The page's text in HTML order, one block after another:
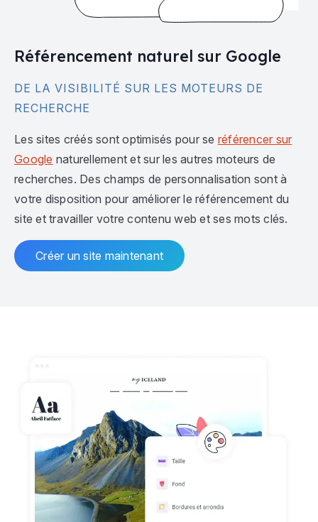
Référencement naturel sur Google
DE LA VISIBILITÉ SUR LES MOTEURS DE
RECHERCHE
Les sites créés sont optimisés pour se référencer sur
Google naturellement et sur les autres moteurs de
recherches. Des champs de personnalisation sont à
votre disposition pour améliorer le référencement du
site et travailler votre contenu web et ses mots clés.
Créer un site maintenant